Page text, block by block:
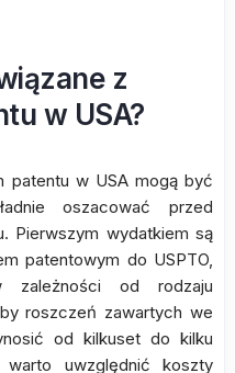
z
w USA?
patentu w USA mogą być
oszacować przed
Pierwszym wydatkiem są
patentowym do USPTO,
od rodzaju
roszczeń zawartych we
od kilkuset do kilku
uwzględnić koszty